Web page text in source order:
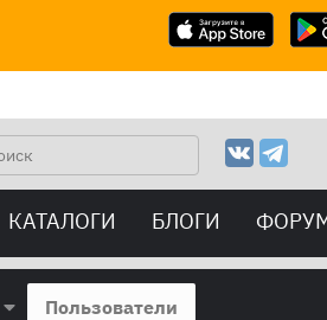
КАТАЛОГИ БЛОГИ
Пользователи